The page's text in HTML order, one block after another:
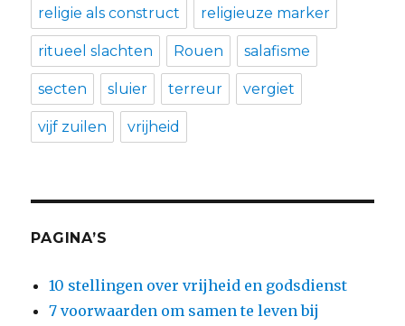
religie als construct religieuze marker
ritueel slachten Rouen salafisme
secten sluier terreur vergiet
vijf zuilen vrijheid
PAGINA’S
10 stellingen over vrijheid en godsdienst
7 voorwaarden om samen te leven bij